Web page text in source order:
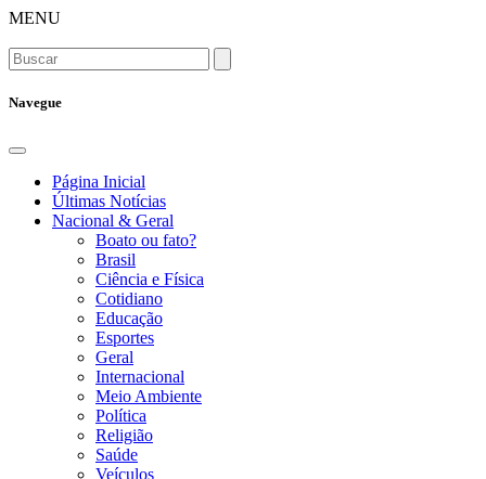
MENU
Navegue
Página Inicial
Últimas Notícias
Nacional & Geral
Boato ou fato?
Brasil
Ciência e Física
Cotidiano
Educação
Esportes
Geral
Internacional
Meio Ambiente
Política
Religião
Saúde
Veículos